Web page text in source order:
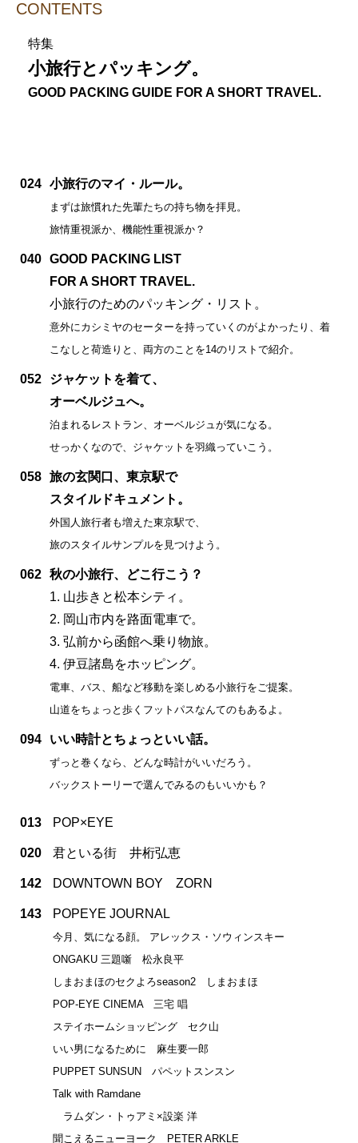
CONTENTS
特集
小旅行とパッキング。
GOOD PACKING GUIDE FOR A SHORT TRAVEL.
024 小旅行のマイ・ルール。
まずは旅慣れた先輩たちの持ち物を拝見。
旅情重視派か、機能性重視派か？
040 GOOD PACKING LIST
FOR A SHORT TRAVEL.
小旅行のためのパッキング・リスト。
意外にカシミヤのセーターを持っていくのがよかったり、着
こなしと荷造りと、両方のことを14のリストで紹介。
052
ジャケットを着て、
オーベルジュへ。
泊まれるレストラン、オーベルジュが気になる。
せっかくなので、ジャケットを羽織っていこう。
058 旅の玄関口、東京駅で
スタイルドキュメント。
外国人旅行者も増えた東京駅で、
旅のスタイルサンプルを見つけよう。
062 秋の小旅行、どこ行こう？
1. 山歩きと松本シティ。
2. 岡山市内を路面電車で。
3. 弘前から函館へ乗り物旅。
4. 伊豆諸島をホッピング。
電車、バス、船など移動を楽しめる小旅行をご提案。
山道をちょっと歩くフットパスなんてのもあるよ。
094 いい時計とちょっといい話。
ずっと巻くなら、どんな時計がいいだろう。
バックストーリーで選んでみるのもいいかも？
013 POP×EYE
020 君といる街 井桁弘恵
142 DOWNTOWN BOY ZORN
143 POPEYE JOURNAL
今月、気になる顔。 アレックス・ソウィンスキー
ONGAKU 三題噺 松永良平
しまおまほのセクよろseason2 しまおまほ
POP-EYE CINEMA 三宅 唱
ステイホームショッピング セク山
いい男になるために 麻生要一郎
PUPPET SUNSUN パペットスンスン
Talk with Ramdane
ラムダン・トゥアミ×設楽 洋
聞こえるニューヨーク PETER ARKLE